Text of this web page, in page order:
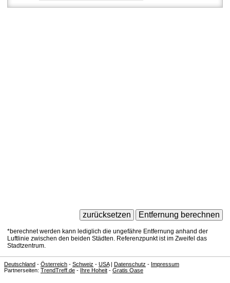
*berechnet werden kann lediglich die ungefähre Entfernung anhand der
Luftlinie zwischen den beiden Städten. Referenzpunkt ist im Zweifel das
Stadtzentrum.
Deutschland - Österreich - Schweiz - USA| Datenschutz - Impressum
Partnerseiten: TrendTreff.de - Ihre Hoheit - Gratis Oase